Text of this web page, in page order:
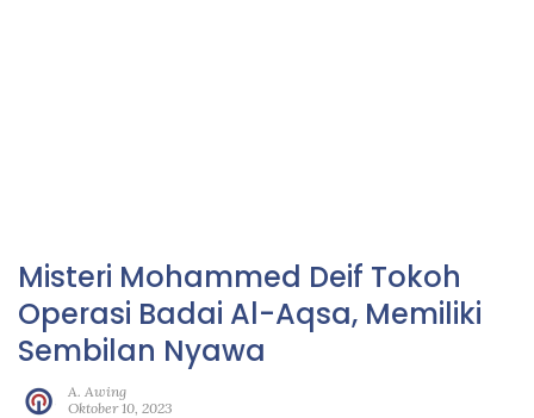
Misteri Mohammed Deif Tokoh
Operasi Badai Al-Aqsa, Memiliki
Sembilan Nyawa
A. Awing
Oktober 10, 2023